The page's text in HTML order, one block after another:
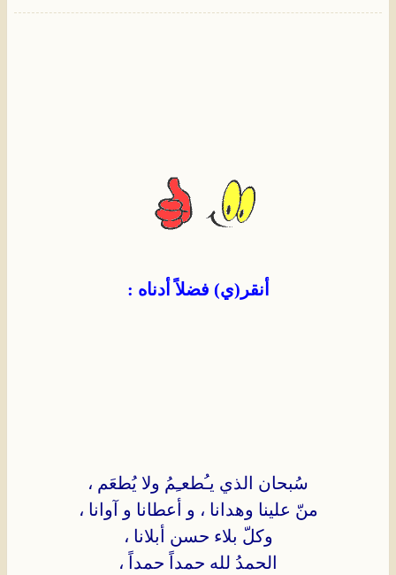
أنقر(ي) فضلاً أدناه :
سُبحان الذي يـُطعـِمُ ولا يُطعَم ،
منّ علينا وهدانا ، و أعطانا و آوانا ،
وكلّ بلاء حسن أبلانا ،
الحمدُ لله حمداً حمداً ،